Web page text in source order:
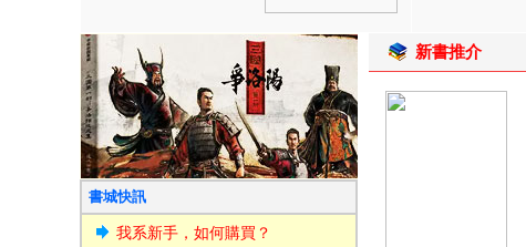
書城快訊
我系新手，如何購買？
新書推介